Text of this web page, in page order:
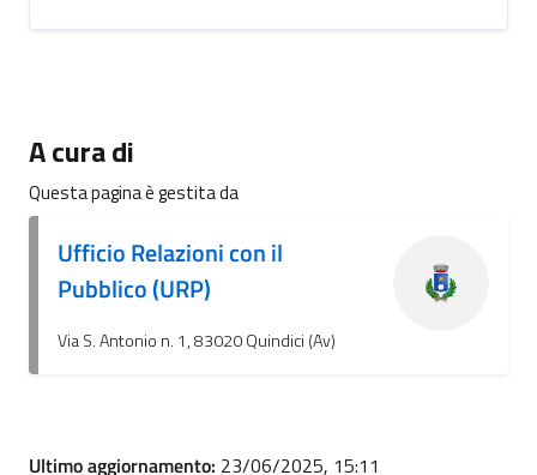
A cura di
Questa pagina è gestita da
Ufficio Relazioni con il
Pubblico (URP)
Via S. Antonio n. 1, 83020 Quindici (Av)
Ultimo aggiornamento: 23/06/2025, 15:11